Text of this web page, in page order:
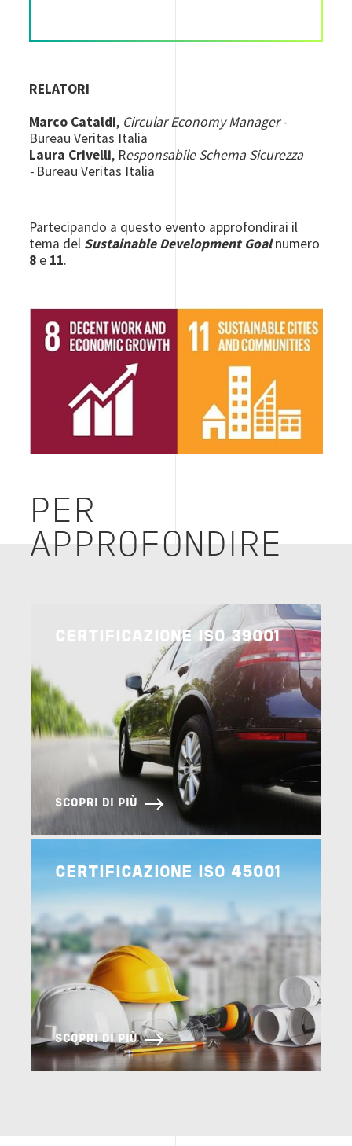
RELATORI
Marco Cataldi, Circular Economy Manager-
Bureau Veritas Italia
Laura Crivelli, Responsabile Schema Sicurezza
- Bureau Veritas Italia
Partecipando a questo evento approfondirai il
tema del Sustainable Development Goal numero
8 e 11.
Image
PER
APPROFONDIRE
CERTIFICAZIONE ISO 39001
SCOPRI DI PIÙ
CERTIFICAZIONE ISO 45001
SCOPRI DI PIÙ